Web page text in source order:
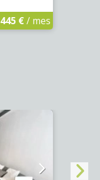
445 €/ mes